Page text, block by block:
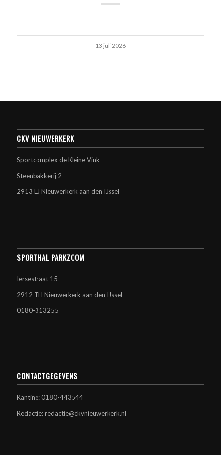
13 juli 2026
CKV NIEUWERKERK
Sportcomplex de Kleine Vink
Steenbakkerij 2
2913 LJ Nieuwerkerk aan den IJssel
SPORTHAL PARKZOOM
Iersestraat 15
2912 TH Nieuwerkerk aan den IJssel
0180-313255
CONTACTGEGEVENS
Kantine: 0180-443544
Redactie: redactie@ckvnieuwerkerk.nl